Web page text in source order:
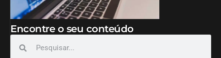
Encontre o seu conteúdo